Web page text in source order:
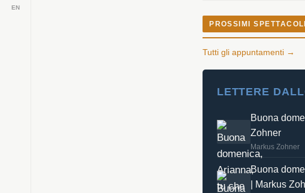
EN
PROSSIMI SPETTACOLI
Tutti gli appuntamenti →
LETTERE
Buona
Zohner
Markus Zohner
Buona
| Markus